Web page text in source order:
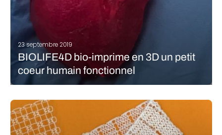
23 septembre 2019
BIOLIFE4D bio-imprime en 3D un petit
coeur humain fonctionnel
le secteur de la bio-impression : elle vient de dévoiler un coeur
humain miniature bio-imprimé doté de ventricules et de cavités.
Elle se rapproche de sa mission qui est de créer un…